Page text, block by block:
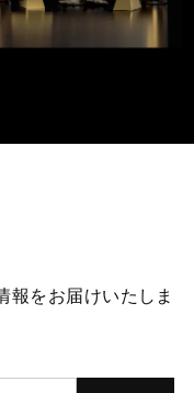
報をお届けいたしま